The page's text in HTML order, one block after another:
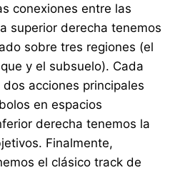
conexiones entre las
superior derecha tenemos
sobre tres regiones (el
y el subsuelo). Cada
acciones principales
en espacios
derecha tenemos la
Finalmente,
el clásico track de